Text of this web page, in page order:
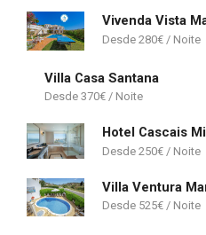
Vivenda Vista
280€
Villa Casa Santana
370€
Hotel Cascais
250€
Villa Ventura
525€